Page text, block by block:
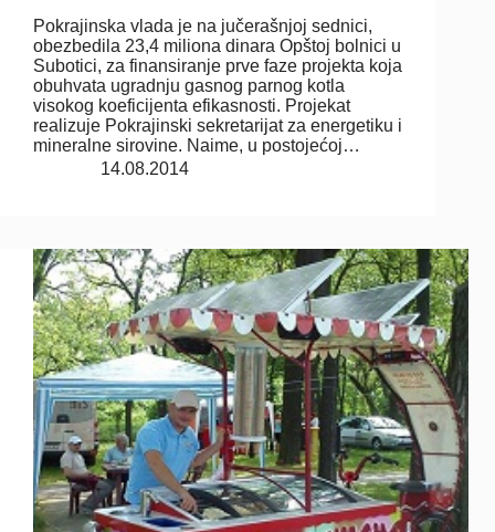
Pokrajinska vlada je na jučerašnjoj sednici,
obezbedila 23,4 miliona dinara Opštoj bolnici u
Subotici, za finansiranje prve faze projekta koja
obuhvata ugradnju gasnog parnog kotla
visokog koeficijenta efikasnosti. Projekat
realizuje Pokrajinski sekretarijat za energetiku i
mineralne sirovine. Naime, u postojećoj…
14.08.2014